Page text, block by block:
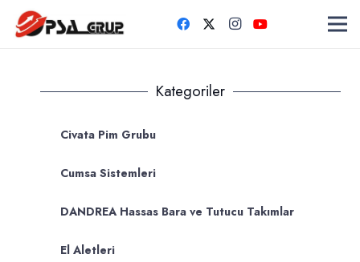
Kategoriler
Civata Pim Grubu
Cumsa Sistemleri
DANDREA Hassas Bara ve Tutucu Takımlar
El Aletleri